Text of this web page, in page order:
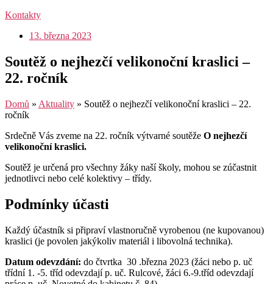
Kontakty
13. března 2023
Soutěž o nejhezčí velikonoční kraslici –
22. ročník
Domů » Aktuality » Soutěž o nejhezčí velikonoční kraslici – 22.
ročník
Srdečně Vás zveme na 22. ročník výtvarné soutěže O nejhezčí
velikonoční kraslici.
Soutěž je určená pro všechny žáky naší školy, mohou se zúčastnit
jednotlivci nebo celé kolektivy – třídy.
Podmínky účasti
Každý účastník si připraví vlastnoručně vyrobenou (ne kupovanou)
kraslici (je povolen jakýkoliv materiál i libovolná technika).
Datum odevzdání: do čtvrtka 30 .března 2023 (žáci nebo p. uč
třídní 1. -5. tříd odevzdají p. uč. Rulcové, žáci 6.-9.tříd odevzdají